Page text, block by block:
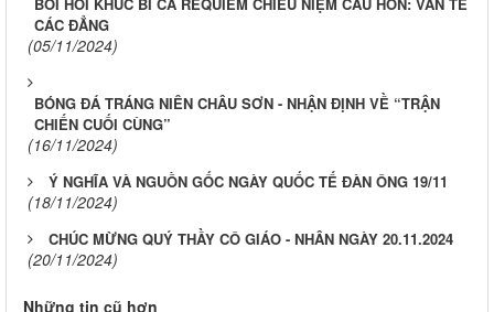
CÁC ĐẲNG
(05/11/2024)
BÓNG ĐÁ TRÁNG NIÊN CHÂU SƠN - NHẬN ĐỊNH VỀ “TRẬN
CHIẾN CUỐI CÙNG”
(16/11/2024)
Ý NGHĨA VÀ NGUỒN GỐC NGÀY QUỐC TẾ ĐÀN ÔNG 19/11
(18/11/2024)
CHÚC MỪNG QUÝ THẦY CÔ GIÁO - NHÂN NGÀY 20.11.2024
(20/11/2024)
Những tin cũ hơn